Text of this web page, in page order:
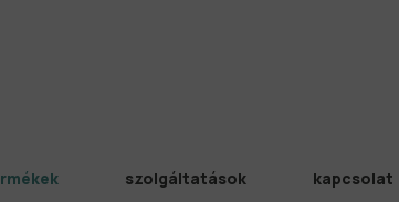
szolgáltatások kapcsolat